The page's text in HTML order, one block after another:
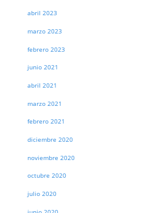
abril 2023
marzo 2023
febrero 2023
junio 2021
abril 2021
marzo 2021
febrero 2021
diciembre 2020
noviembre 2020
octubre 2020
julio 2020